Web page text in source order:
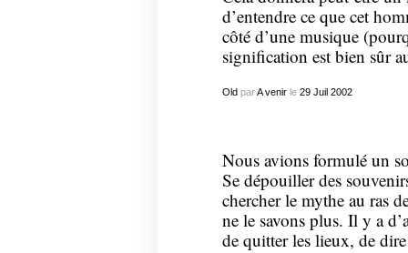
d’entendre ce que cet
côté d’une musique
signification est bien sûr
Old parA venirle 29 Juil 2002
Nous avions formulé un
Se dépouiller des
chercher le mythe au ras
ne le savons plus. Il y a
de quitter les lieux, de